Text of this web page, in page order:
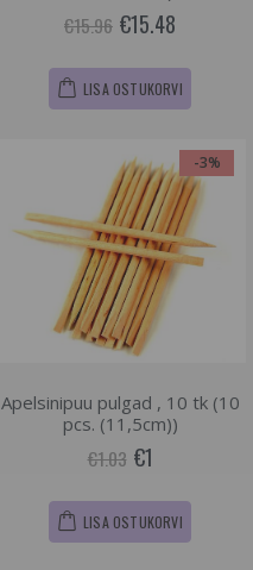
€15.96 €15.48
LISA OSTUKORVI
-3%
Apelsinipuu pulgad , 10 tk (10
pcs. (11,5cm))
€1.03 €1
LISA OSTUKORVI